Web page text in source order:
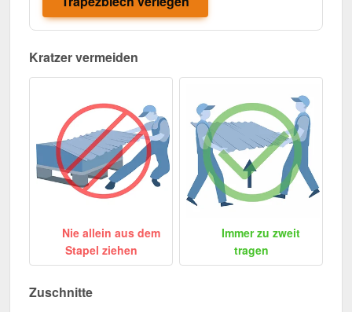
Kratzer vermeiden
Nie allein aus dem
Stapel ziehen
Immer zu zweit
tragen
Zuschnitte